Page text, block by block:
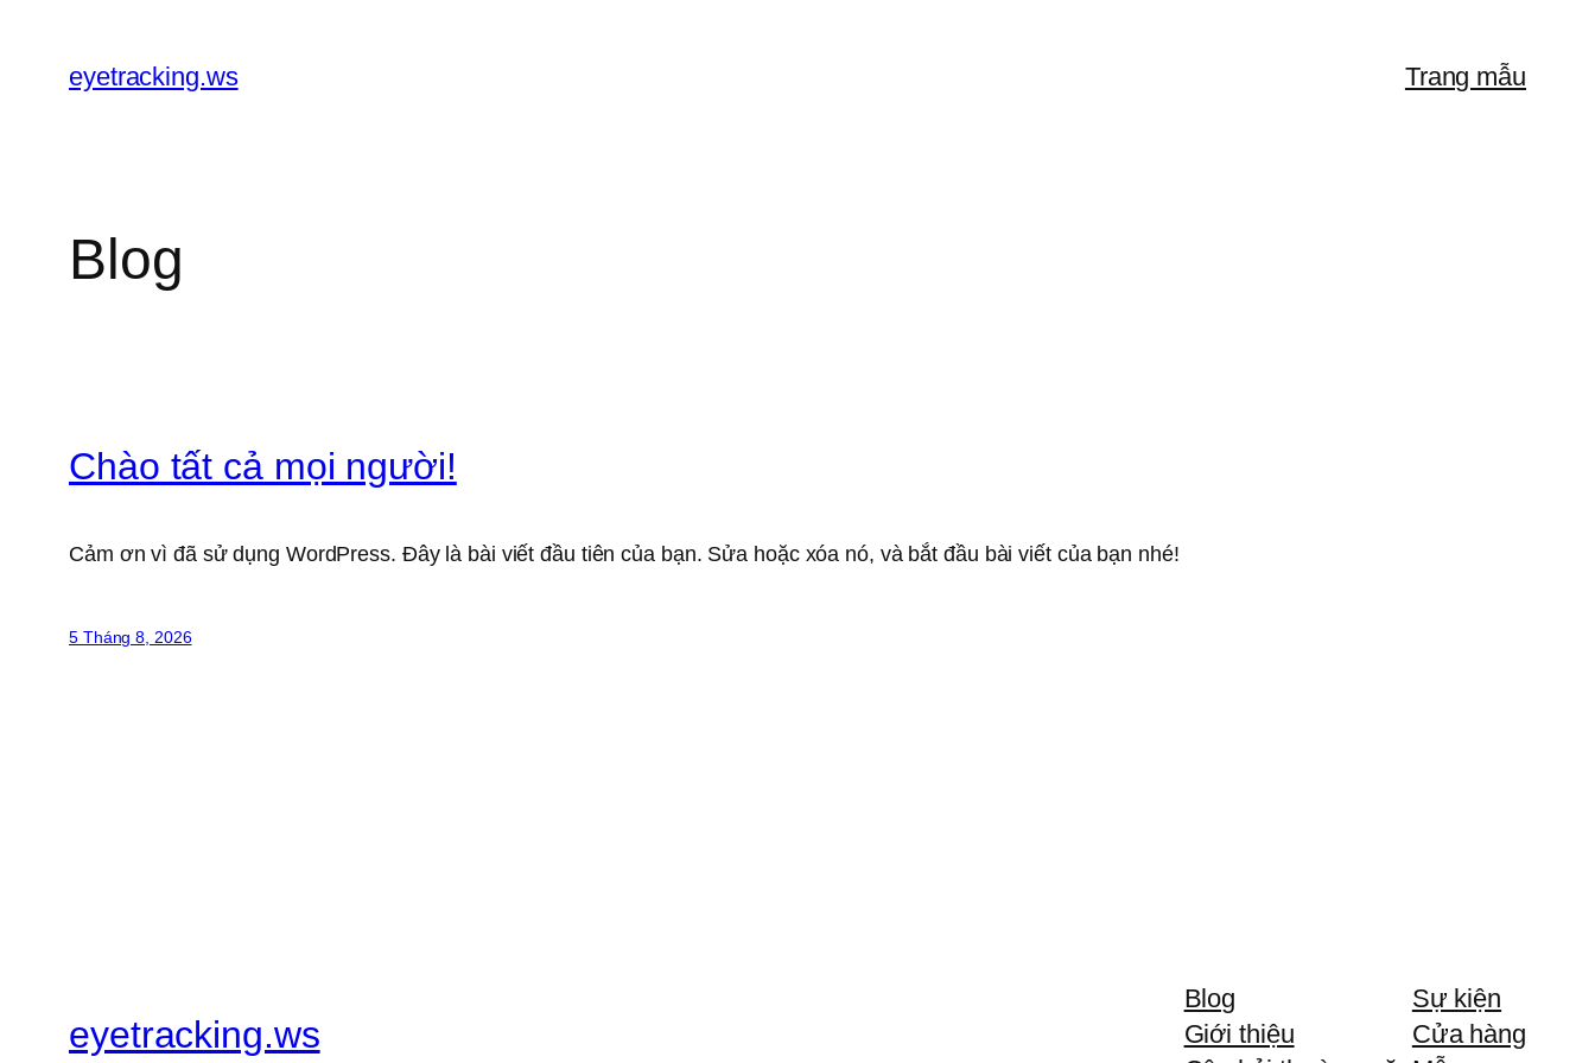
eyetracking.ws Trang mẫu
Blog
Chào tất cả mọi người!
Cảm ơn vì đã sử dụng WordPress. Đây là bài viết đầu tiên của bạn. Sửa hoặc xóa nó, và bắt đầu bài viết của bạn nhé!
5 Tháng 8, 2026
eyetracking.ws
Blog
Giới thiệu
Sự kiện
Cửa hàng